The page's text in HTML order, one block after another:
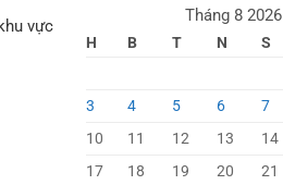
vực
Tháng 8 2026
H B T N S
3
4 5 6 7
10
11 12 13 14
17
18 19 20 21